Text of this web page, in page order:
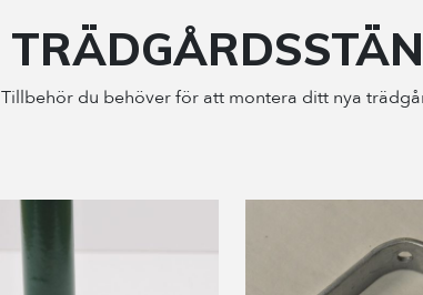
Tillbehör du behöver för att montera ditt nya